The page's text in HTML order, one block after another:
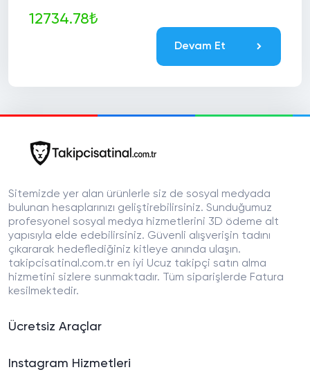
12734.78₺
Devam Et
Sitemizde yer alan ürünlerle siz de sosyal medyada
bulunan hesaplarınızı geliştirebilirsiniz. Sunduğumuz
profesyonel sosyal medya hizmetlerini 3D ödeme alt
yapısıyla elde edebilirsiniz. Güvenli alışverişin tadını
çıkararak hedeflediğiniz kitleye anında ulaşın.
takipcisatinal.com.tr en iyi Ucuz takipçi satın alma
hizmetini sizlere sunmaktadır. Tüm siparişlerde Fatura
kesilmektedir.
Ücretsiz Araçlar
Instagram Hizmetleri